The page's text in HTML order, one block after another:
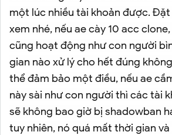
một lúc nhiều tài khoản được.
xem nhé, nếu ae cày 10 acc
cũng hoạt động như con người
gian nào xử lý cho hết đúng
thể đảm bảo một điều, nếu ae
này sài như con người thì các tài
sẽ không bao giờ bị shadowban
tuy nhiên, nó quá mất thời gian